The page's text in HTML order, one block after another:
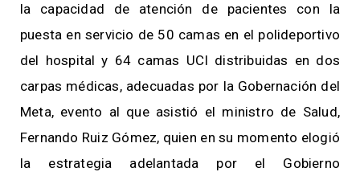
la capacidad de atención de pacientes con la
puesta en servicio de 50 camas en el polideportivo
del hospital y 64 camas UCI distribuidas en dos
carpas médicas, adecuadas por la Gobernación del
Meta, evento al que asistió el ministro de Salud,
Fernando Ruiz Gómez, quien en su momento elogió
la estrategia adelantada por el Gobierno